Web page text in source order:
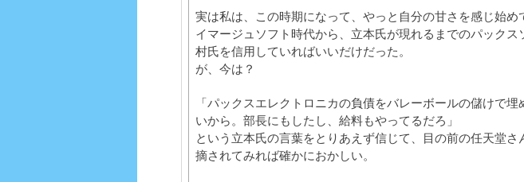
実は私は、この時期になって、やっと自分の甘さを感じ始め
イマージュソフト時代から、立本氏が現れるまでのパック
村氏を信用していればいいだけだった。
が、今は？
「パックスエレクトロニカの負債をバレーボールの儲けで
いから。部長にもしたし、給料もやってるだろ」
という立本氏の言葉をとりあえず信じて、目の前の任天堂
摘されてみれば確かにおかしい。